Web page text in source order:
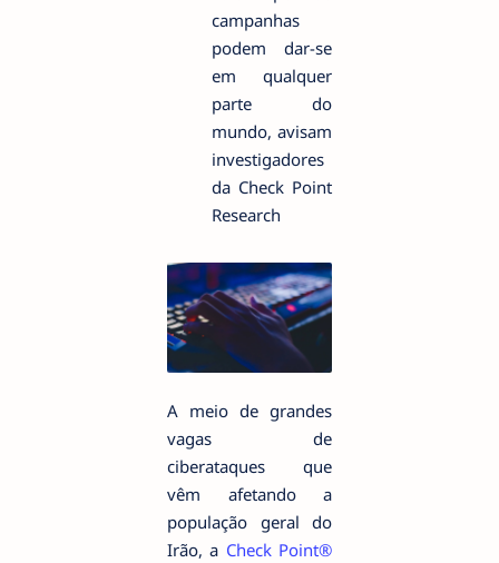
campanhas
podem dar-se
em qualquer
parte do
mundo, avisam
investigadores
da Check Point
Research
A meio de grandes
vagas de
ciberataques que
vêm afetando a
população geral do
Irão, a Check Point®